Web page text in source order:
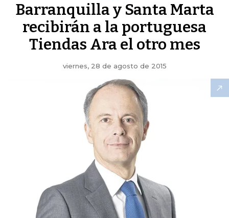
Barranquilla y Santa Marta
recibirán a la portuguesa
Tiendas Ara el otro mes
viernes, 28 de agosto de 2015